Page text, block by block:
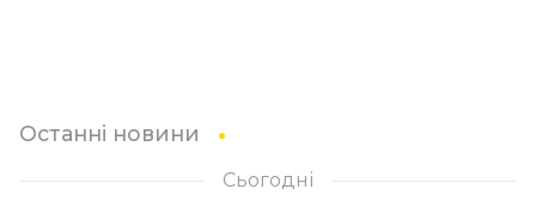
Останні новини
Сьогодні